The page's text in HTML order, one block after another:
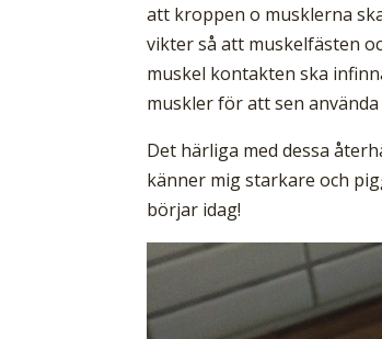
att kroppen o musklerna
vikter så att muskelfästen
muskel kontakten ska
muskler för att sen
Det härliga med dessa
känner mig starkare och
börjar idag!